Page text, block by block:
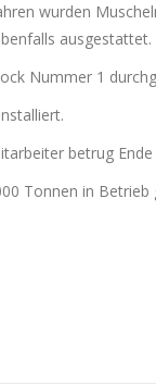
wurden
Nummer 1
betrug
Tonnen in